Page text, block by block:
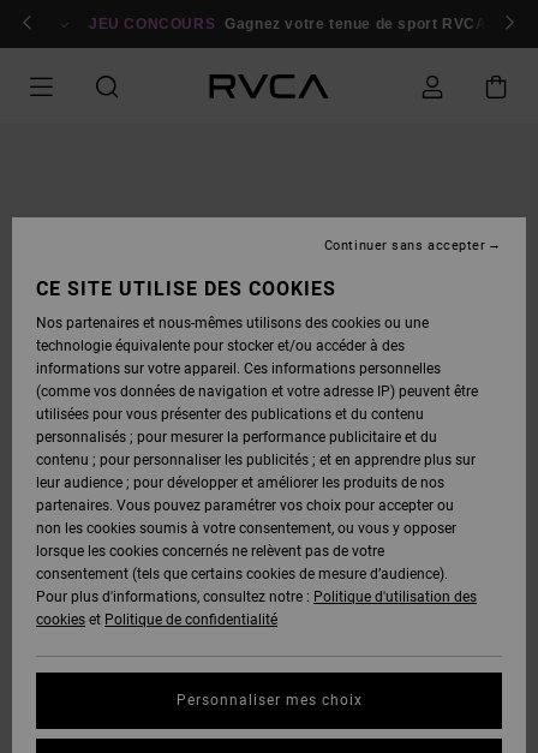
Se connecter / s'inscrire
JEU CONCOURS Gagnez votre tenue de sport RVCA
CE SITE UTILISE DES COOKIES
Nos partenaires et nous-mêmes utilisons des cookies ou une
technologie équivalente pour stocker et/ou accéder à des
informations sur votre appareil. Ces informations personnelles
(comme vos données de navigation et votre adresse IP) peuvent être
utilisées pour vous présenter des publications et du contenu
personnalisés ; pour mesurer la performance publicitaire et du
contenu ; pour personnaliser les publicités ; et en apprendre plus sur
leur audience ; pour développer et améliorer les produits de nos
partenaires. Vous pouvez paramétrer vos choix pour accepter ou
non les cookies soumis à votre consentement, ou vous y opposer
lorsque les cookies concernés ne relèvent pas de votre
consentement (tels que certains cookies de mesure d’audience).
Pour plus d'informations, consultez notre : Politique d'utilisation des
cookies et Politique de confidentialité
Personnaliser mes choix
Continuer sans accepter